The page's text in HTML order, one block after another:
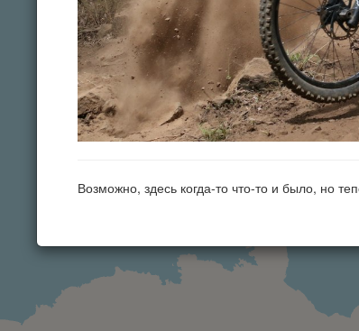
Возможно, здесь когда-то что-то и было, но